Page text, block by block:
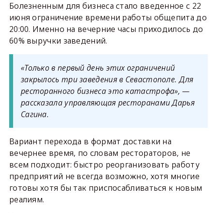
Болезненным для бизнеса стало введенное с 22
июня ограничение времени работы общепита до
20:00. Именно на вечерние часы приходилось до
60% выручки заведений.
«Только в первый день этих ограничений
закрылось три заведения в Севастополе. Для
ресторанного бизнеса это катастрофа», —
рассказала управляющая ресторанами Дарья
Сагина.
Вариант перехода в формат доставки на
вечернее время, по словам рестораторов, не
всем подходит: быстро реорганизовать работу
предприятий не всегда возможно, хотя многие
готовы хотя бы так приспосабливаться к новым
реалиям.